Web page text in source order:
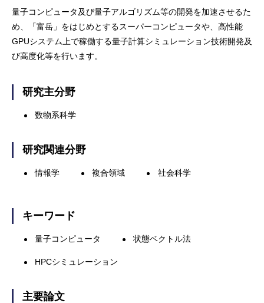
量子コンピュータ及び量子アルゴリズム等の開発を加速させるた
め、「富岳」をはじめとするスーパーコンピュータや、高性能
GPUシステム上で稼働する量子計算シミュレーション技術開発及
び高度化等を行います。
研究主分野
数物系科学
研究関連分野
情報学 複合領域 社会科学
キーワード
量子コンピュータ 状態ベクトル法
HPCシミュレーション
主要論文